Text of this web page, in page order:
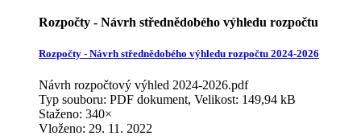
Rozpočty - Návrh střednědobého výhledu rozpočtu
Rozpočty - Návrh střednědobého výhledu rozpočtu 2024-2026
Návrh rozpočtový výhled 2024-2026.pdf
Typ souboru: PDF dokument, Velikost: 149,94 kB
Staženo: 340×
Vloženo: 29. 11. 2022